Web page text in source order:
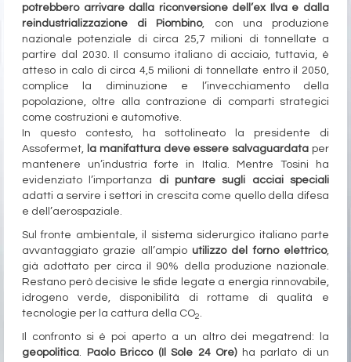
potrebbero arrivare dalla riconversione dell’ex Ilva e dalla
reindustrializzazione di Piombino, con una produzione
nazionale potenziale di circa 25,7 milioni di tonnellate a
partire dal 2030. Il consumo italiano di acciaio, tuttavia, è
atteso in calo di circa 4,5 milioni di tonnellate entro il 2050,
complice la diminuzione e l’invecchiamento della
popolazione, oltre alla contrazione di comparti strategici
come costruzioni e automotive.
In questo contesto, ha sottolineato la presidente di
Assofermet, la manifattura deve essere salvaguardata per
mantenere un’industria forte in Italia. Mentre Tosini ha
evidenziato l’importanza di puntare sugli acciai speciali
adatti a servire i settori in crescita come quello della difesa
e dell’aerospaziale.
Sul fronte ambientale, il sistema siderurgico italiano parte
avvantaggiato grazie all’ampio utilizzo del forno elettrico,
già adottato per circa il 90% della produzione nazionale.
Restano però decisive le sfide legate a energia rinnovabile,
idrogeno verde, disponibilità di rottame di qualità e
tecnologie per la cattura della CO2.
Il confronto si è poi aperto a un altro dei megatrend: la
geopolitica. Paolo Bricco (Il Sole 24 Ore)ha parlato di un